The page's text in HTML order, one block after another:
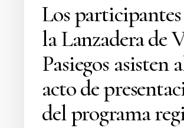
presentación
programa
regional
Los
la Lanzadera de
Pasiegos asisten
acto de
del programa